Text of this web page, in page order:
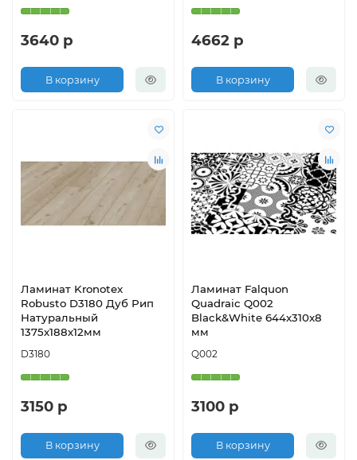
3640 р
В корзину
4662 р
В корзину
Ламинат Kronotex
Robusto D3180 Дуб Рип
Натуральный
1375х188х12мм
D3180
3150 р
В корзину
Ламинат Falquon
Quadraic Q002
Black&White 644х310х8
мм
Q002
3100 р
В корзину